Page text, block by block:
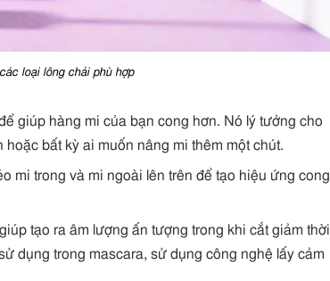
loại lông chải phù hợp
giúp hàng mi của bạn cong hơn. Nó lý tưởng cho
bất kỳ ai muốn nâng mi thêm một chút.
mi trong và mi ngoài lên trên để tạo hiệu ứng cong
tạo ra âm lượng ấn tượng trong khi cắt giảm thời
dụng trong mascara, sử dụng công nghệ lấy cảm